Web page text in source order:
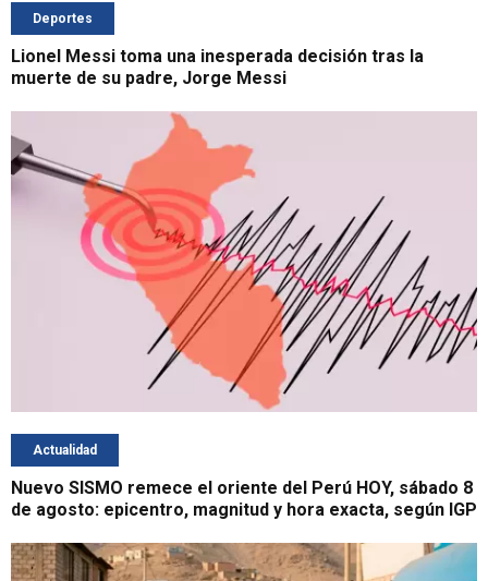
Deportes
Lionel Messi toma una inesperada decisión tras la
muerte de su padre, Jorge Messi
Actualidad
Nuevo SISMO remece el oriente del Perú HOY, sábado 8
de agosto: epicentro, magnitud y hora exacta, según IGP